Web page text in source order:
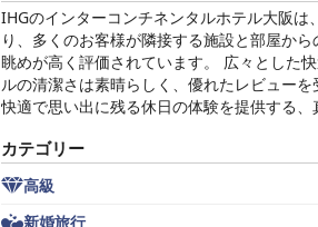
IHGのインターコンチネンタルホテル大阪
り、多くのお客様が隣接する施設と部屋か
眺めが高く評価されています。 広々とした
ルの清潔さは素晴らしく、優れたレビュー
快適で思い出に残る休日の体験を提供する、
カテゴリー
高級
新婚旅行